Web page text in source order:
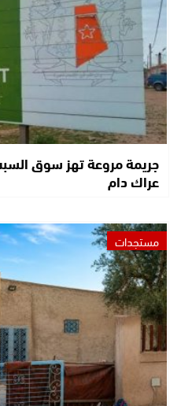
جريمة مروعة تهز سوق
عراك دام
مستجدات